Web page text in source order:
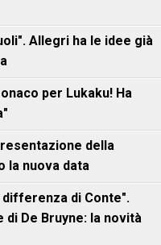
Allegri ha le idee già
per Lukaku! Ha
della
la nuova data
di Conte".
De Bruyne: la novità